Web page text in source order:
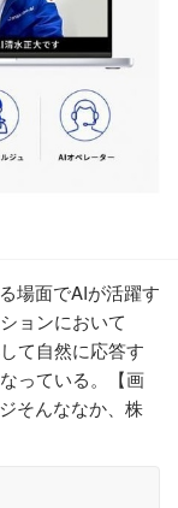
場面でAIが活躍す
ョンにおいて
て自然に応答す
っている。【画
そんななか、株